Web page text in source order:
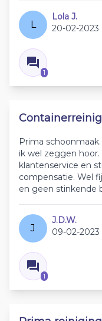
L
Lola J.
20-02-2023
1
Prima
ik wel zeggen
klantenservice en
compensatie. Wel
en geen stinkende
J
J.D.W.
09-02-2023
1